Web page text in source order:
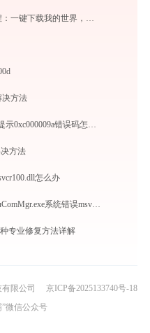
HMCL启动器安装使用最全教程：一键下载我的世界，轻松搞定Mod与Java配置
决方法
腾讯QQ升级程序打开txupd.exe提示0xc000009a错误码怎么办
方法
怎么办
搜狗拼音输入法相关进程 SogouComMgr.exe系统错误msvcr100.dll丢失如何解决
专业修复方法详解
限公司
京ICP备2025133740号-18
微信公众号